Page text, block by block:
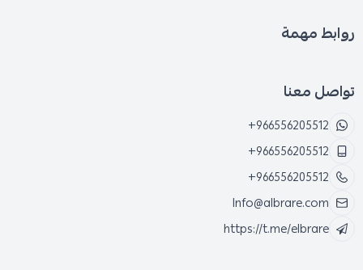
روابط مهمة
تواصل معنا
+966556205512
+966556205512
+966556205512
Info@albrare.com
https://t.me/elbrare